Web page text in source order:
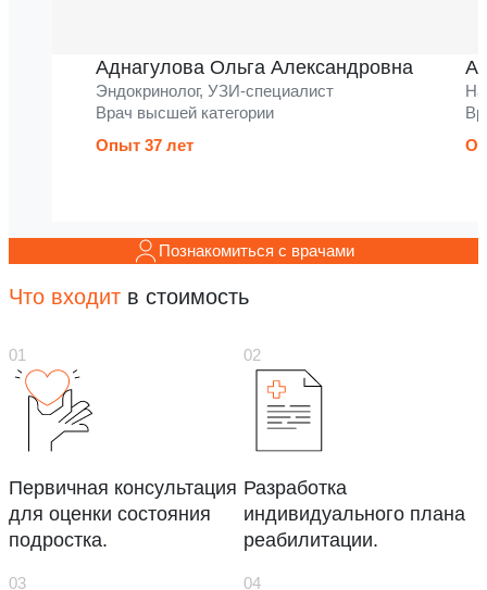
Аднагулова Ольга Александровна
Эндокринолог, УЗИ-специалист
Врач высшей категории
Опыт 37 лет
Познакомиться с врачами
Что входит в стоимость
Первичная консультация
для оценки состояния
подростка.
Разработка
индивидуального плана
реабилитации.